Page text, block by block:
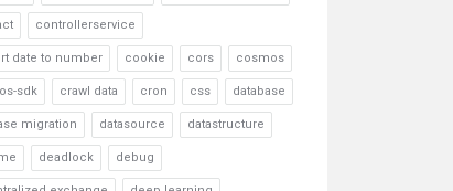
controllerservice
date to number cookie cors cosmos
sdk crawl data cron css database
migration datasource datastructure
deadlock debug